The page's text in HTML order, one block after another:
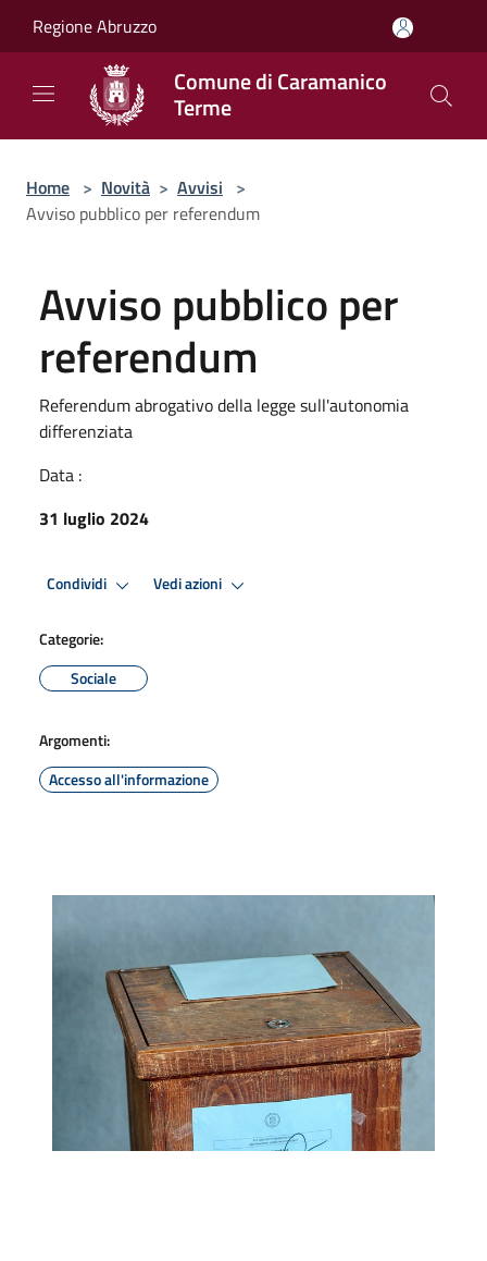
Regione Abruzzo
Comune di Caramanico
Terme
Home > Novità > Avvisi >
Avviso pubblico per referendum
Avviso pubblico per
referendum
Referendum abrogativo della legge sull'autonomia
differenziata
Data :
31 luglio 2024
Condividi Vedi azioni
Categorie:
Sociale
Argomenti:
Accesso all'informazione